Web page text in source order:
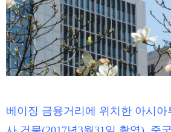
베이징 금융거리에 위치한 아시